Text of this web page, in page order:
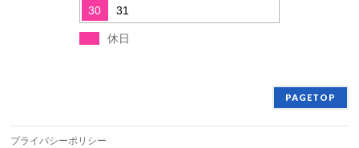
30
31
休日
PAGETOP
プライバシーポリシー